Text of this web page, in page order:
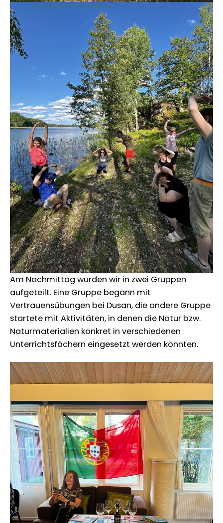
Am Nachmittag wurden wir in zwei Gruppen
aufgeteilt. Eine Gruppe begann mit
Vertrauensübungen bei Dusan, die andere Gruppe
startete mit Aktivitäten, in denen die Natur bzw.
Naturmaterialien konkret in verschiedenen
Unterrichtsfächern eingesetzt werden könnten.